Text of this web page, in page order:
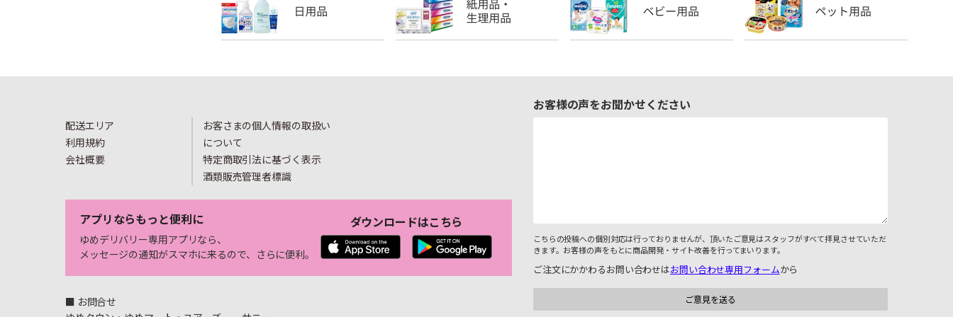
配送エリア
利用規約
会社概要
お客さまの個人情報の取扱い
について
特定商取引法に基づく表示
酒類販売管理者標識
アプリならもっと便利に
ゆめデリバリー専用アプリなら、
メッセージの通知がスマホに来るので、さらに便利。
ダウンロードはこちら
■ お問合せ
お客様の声をお聞かせください
こちらの投稿への個別対応は行っておりませんが、頂いたご意見はスタッフがすべて拝見させていただ
きます。お客様の声をもとに商品開発・サイト改善を行ってまいります。
ご注文にかかわるお問い合わせはお問い合わせ専用フォームから